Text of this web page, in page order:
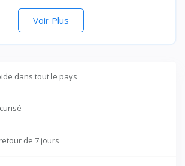
Voir Plus
dans tout le pays
de 7 jours